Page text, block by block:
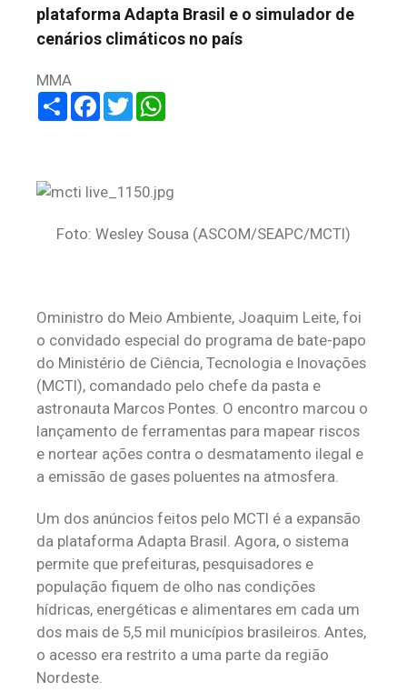
plataforma Adapta Brasil e o simulador de
cenários climáticos no país
MMA
ShareFacebook
Twitter
Foto: Wesley Sousa (ASCOM/SEAPC/MCTI)
Oministro do Meio Ambiente, Joaquim Leite, foi
o convidado especial do programa de bate-papo
do Ministério de Ciência, Tecnologia e Inovações
(MCTI), comandado pelo chefe da pasta e
astronauta Marcos Pontes. O encontro marcou o
lançamento de ferramentas para mapear riscos
e nortear ações contra o desmatamento ilegal e
a emissão de gases poluentes na atmosfera.
Um dos anúncios feitos pelo MCTI é a expansão
da plataforma Adapta Brasil. Agora, o sistema
permite que prefeituras, pesquisadores e
população fiquem de olho nas condições
hídricas, energéticas e alimentares em cada um
dos mais de 5,5 mil municípios brasileiros. Antes,
o acesso era restrito a uma parte da região
Nordeste.